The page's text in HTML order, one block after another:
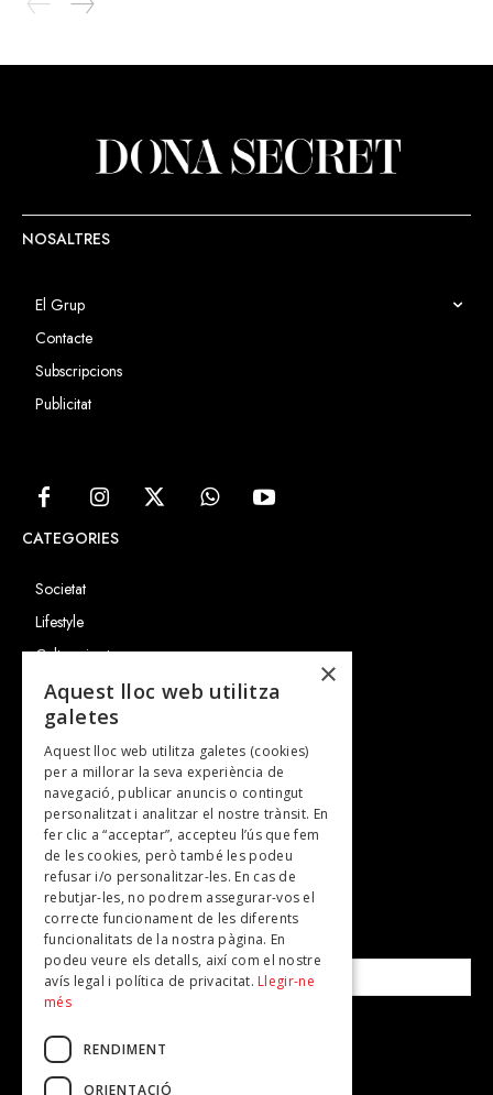
NOSALTRES
El Grup
Contacte
Subscripcions
Publicitat
CATEGORIES
Societat
Lifestyle
Cultura i art
Entrevistes
Gastronomia
TV
Plans per fer
Revistes
SUBSCRIU-TE A LA NOSTRA NEWSLETTER!
Correu electrònic*
Accepto lapolítica de privacitat
×
Aquest lloc web utilitza
galetes
Aquest lloc web utilitza galetes (cookies)
per a millorar la seva experiència de
navegació, publicar anuncis o contingut
personalitzat i analitzar el nostre trànsit. En
fer clic a “acceptar”, accepteu l’ús que fem
de les cookies, però també les podeu
refusar i/o personalitzar-les. En cas de
rebutjar-les, no podrem assegurar-vos el
correcte funcionament de les diferents
funcionalitats de la nostra pàgina. En
podeu veure els detalls, així com el nostre
avís legal i política de privacitat. Llegir-ne
més
RENDIMENT
ORIENTACIÓ